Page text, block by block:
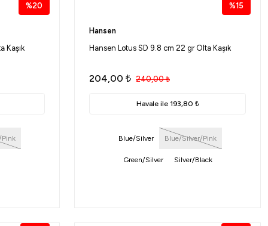
%20
Kaşık
%15
Hansen
Hansen Lotus SD 9.8 cm 22 gr Olta Kaşık
204,00 ₺ 240,00₺
Havale ile 193,80 ₺
Blue/Silver Blue/Silver/Pink
Green/Silver Silver/Black